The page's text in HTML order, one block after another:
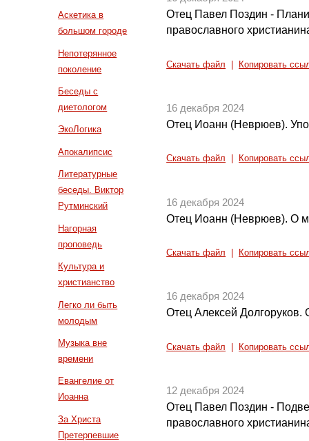
Аскетика в
большом городе
Непотерянное
поколение
Беседы с
диетологом
ЭкоЛогика
Апокалипсис
Литературные
беседы. Виктор
Рутминский
Нагорная
проповедь
Культура и
христианство
Легко ли быть
молодым
Музыка вне
времени
Евангелие от
Иоанна
За Христа
Претерпевшие
Отец Павел Поздин -
православного
Скачать файл Копировать
16 декабря 2024
Отец Иоанн (Неврюев).
Скачать файл Копировать
16 декабря 2024
Отец Иоанн (Неврюев). О
Скачать файл Копировать
16 декабря 2024
Отец Алексей Долгоруков.
Скачать файл Копировать
12 декабря 2024
Отец Павел Поздин -
православного